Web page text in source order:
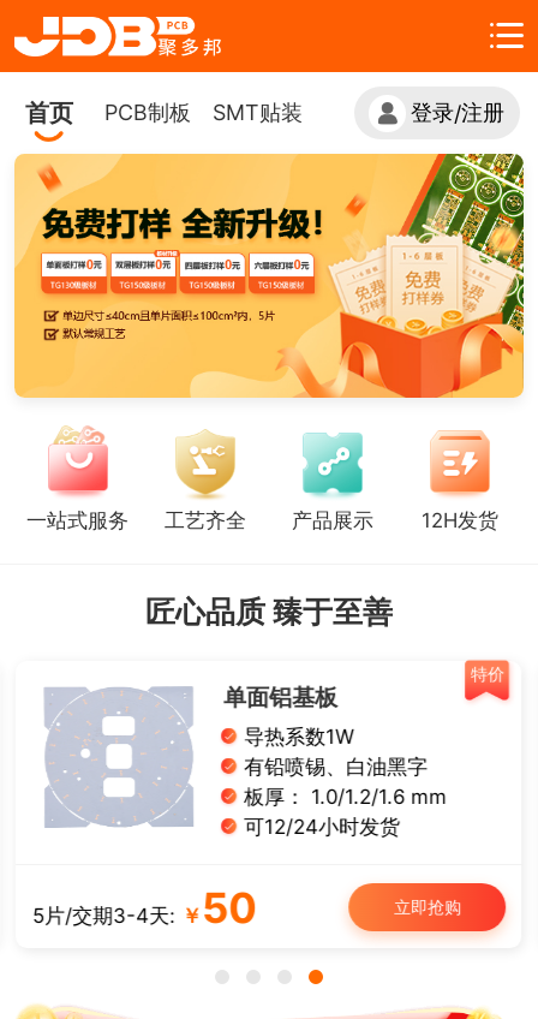
首页 PCB制板 SMT贴装 登录/注册
一站式服务 工艺齐全 产品展示 12H发货
匠心品质 臻于至善
特价
单面铝基板
导热系数1W
有铅喷锡、白油黑字
板厚： 1.0/1.2/1.6 mm
可12/24小时发货
5片/交期3-4天: ￥ 50 立即抢购